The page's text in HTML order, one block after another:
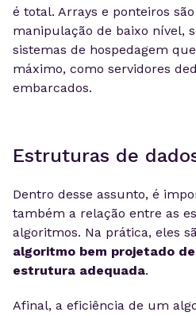
é total. Arrays e ponteiros
manipulação de baixo nível,
sistemas de hospedagem
máximo, como servidores
embarcados.
Estruturas de
Dentro desse assunto, é
também a relação entre as
algoritmos. Na prática, eles
algoritmo bem projetado
estrutura adequada.
Afinal, a eficiência de um